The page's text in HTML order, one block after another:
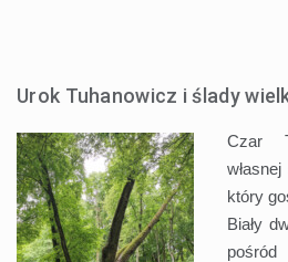
Urok Tuhanowicz i ślady
Czar
który
Biały